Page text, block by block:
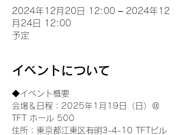
2024年12月20日 12:00 – 2024年12
月24日 12:00
予定
イベントについて
◆イベント概要
会場＆日程：2025年1月19日（日）＠
TFT ホール 500
住所：東京都江東区有明3-4-10 TFTビル